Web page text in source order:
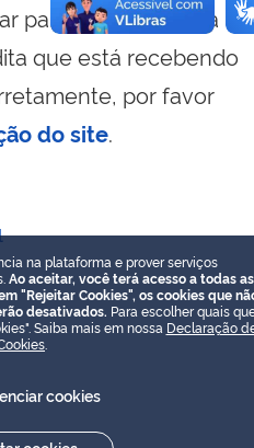
para visualizar essa
que está recebendo
por favor
do site.
na plataforma e prover serviços
Ao aceitar, você terá acesso a todas as
"Rejeitar Cookies", os cookies que
desativados. Para escolher quais
Saiba mais em nossa Declaração
cookies